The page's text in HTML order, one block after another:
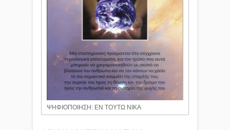
ΨΗΦΙΟΠΟΙΗΣΗ: ΕΝ ΤΟΥΤΩ ΝΙΚΑ